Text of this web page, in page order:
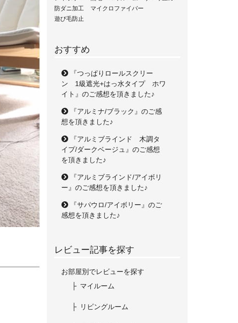
防ダニ加工
マイクロファイバー
遊び毛防止
おすすめ
『つっぱりロールスクリー
ン 1級遮光+はっ水タイプ ホワ
イト』のご感想を頂きました♪
『アルミナ/ブラック』のご感
想を頂きました♪
『アルミブラインド 木調タ
イプ/ダークベージュ』のご感想
を頂きました♪
『アルミブラインド/アイボリ
ー』のご感想を頂きました♪
『サパウロ/アイボリー』のご
感想を頂きました♪
レビュー記事を探す
お部屋別でレビューを探す
マイルーム
リビングルーム